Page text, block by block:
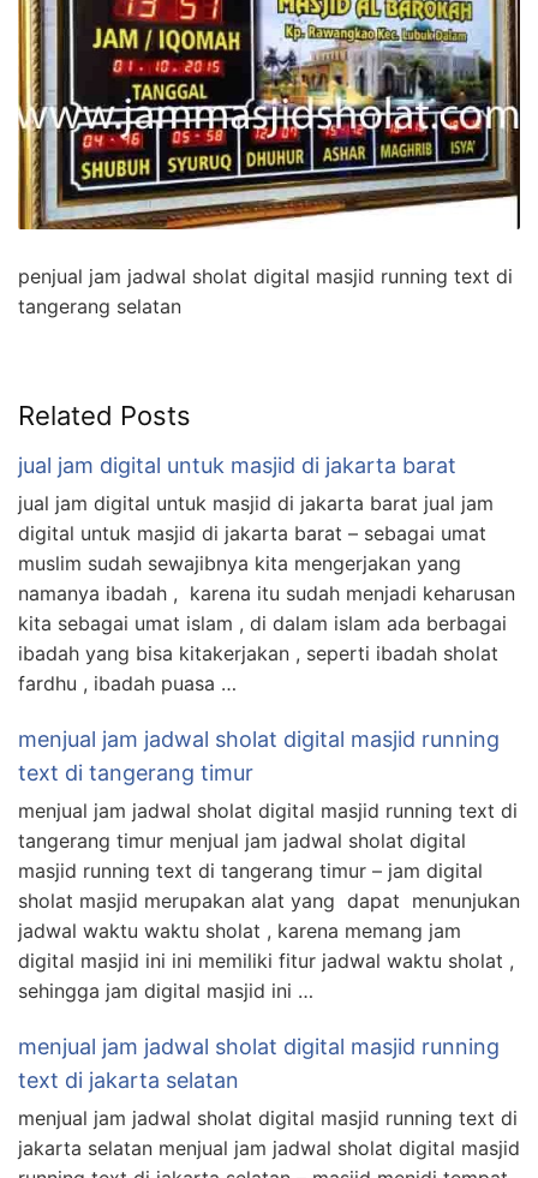
penjual jam jadwal sholat digital masjid running text di
tangerang selatan
Related Posts
jual jam digital untuk masjid di jakarta barat
jual jam digital untuk masjid di jakarta barat jual jam
digital untuk masjid di jakarta barat – sebagai umat
muslim sudah sewajibnya kita mengerjakan yang
namanya ibadah , karena itu sudah menjadi keharusan
kita sebagai umat islam , di dalam islam ada berbagai
ibadah yang bisa kitakerjakan , seperti ibadah sholat
fardhu , ibadah puasa …
menjual jam jadwal sholat digital masjid running
text di tangerang timur
menjual jam jadwal sholat digital masjid running text di
tangerang timur menjual jam jadwal sholat digital
masjid running text di tangerang timur – jam digital
sholat masjid merupakan alat yang dapat menunjukan
jadwal waktu waktu sholat , karena memang jam
digital masjid ini ini memiliki fitur jadwal waktu sholat ,
sehingga jam digital masjid ini …
menjual jam jadwal sholat digital masjid running
text di jakarta selatan
menjual jam jadwal sholat digital masjid running text di
jakarta selatan menjual jam jadwal sholat digital masjid